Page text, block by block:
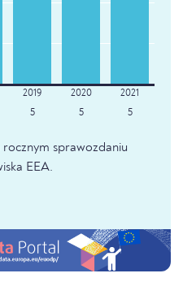
5 5 5
sprawozdaniu
EEA.